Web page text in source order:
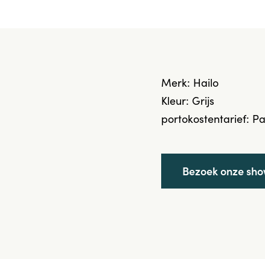
Merk: Hailo
Kleur: Grijs
portokostentarief:
Bezoek onze